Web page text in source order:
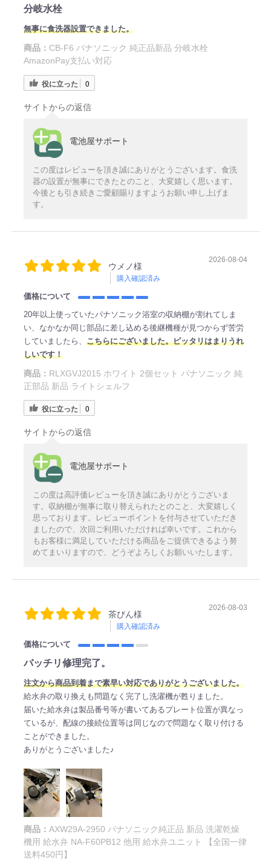
分岐水栓
無事に食洗器設置できました。
商品： CB-F6 パナソニック 純正品新品 分岐水栓
AmazonPay支払い対応
役に立った 0
サイトからの返信
電池屋サポート
この度はレビューを頂き誠にありがとうございます。食洗
器の設置が無事にできたとのこと、大変嬉しく思います。
今後とも引き続きご愛顧賜りますようお願い申し上げま
す。
ウメノ様
購入確認済み
2026-08-04
価格について
20年以上使っていたパナソニック浴室の収納棚が割れてしま
い、なかなか同じ部品に差し込める後継機種が見つからず苦労
していましたら、 こちらにございました。ピッタリはまりうれ
しいです！
商品： RLXGVJ2015 ホワイト 2個セット パナソニック 純
正部品 新品 ライトシェルフ
役に立った 0
サイトからの返信
電池屋サポート
この度は高評価レビューを頂き誠にありがとうございま
す。収納棚が無事に取り替えられたとのこと、大変嬉しく
思っております。レビューポイントを付与させていただき
ましたので、次回ご利用いただければ幸いです。これから
もお客様に満足していただける商品をご提供できるよう努
めてまいりますので、どうぞよろしくお願いいたします。
茶びん様
購入確認済み
2026-08-03
価格について
バッチリ修理完了。
注文から商品到着まで素早い対応でありがとうございました。
給水弁の取り換えも問題なく完了し洗濯機が甦りました。
届いた給水弁は製品番号等が書いてあるプレート位置が異なっ
ているが、配線の接続位置等は同じなので問題なく取り付ける
ことができました。
ありがとうございました♪
商品： AXW29A-2950 パナソニック純正品 新品 洗濯乾燥
機用 給水弁 NA-F60PB12 他用 給水弁ユニット 【全国一律
送料450円】